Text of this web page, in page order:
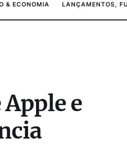
& ECONOMIA LANÇAMENTOS,
e